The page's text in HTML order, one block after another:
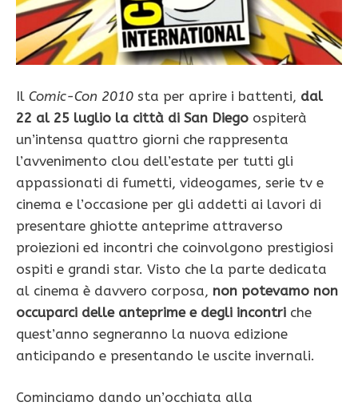
Il Comic-Con 2010 sta per aprire i battenti, dal
22 al 25 luglio la città di San Diego ospiterà
un’intensa quattro giorni che rappresenta
l’avvenimento clou dell’estate per tutti gli
appassionati di fumetti, videogames, serie tv e
cinema e l’occasione per gli addetti ai lavori di
presentare ghiotte anteprime attraverso
proiezioni ed incontri che coinvolgono prestigiosi
ospiti e grandi star. Visto che la parte dedicata
al cinema è davvero corposa, non potevamo non
occuparci delle anteprime e degli incontri che
quest’anno segneranno la nuova edizione
anticipando e presentando le uscite invernali.
Cominciamo dando un’occhiata alla